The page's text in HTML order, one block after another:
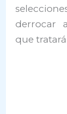
derrocar
que